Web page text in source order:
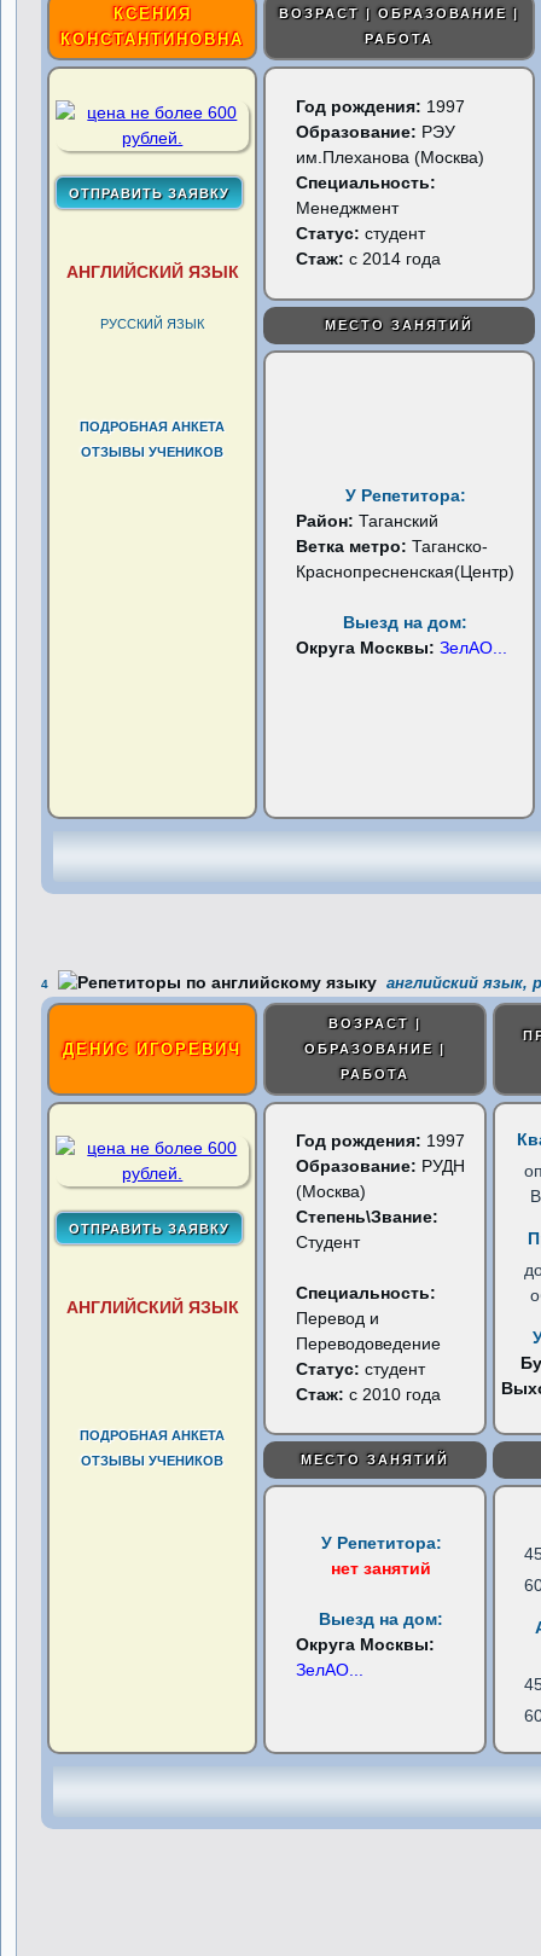
КСЕНИЯ
КОНСТАНТИНОВНА
ВОЗРАСТ | ОБРАЗОВАНИЕ |
РАБОТА
АНГЛИЙСКИЙ ЯЗЫК
РУССКИЙ ЯЗЫК
ПОДРОБНАЯ АНКЕТА
ОТЗЫВЫ УЧЕНИКОВ
Год рождения: 1997
Образование: РЭУ
им.Плеханова (Москва)
Специальность:
Менеджмент
Статус:студент
Стаж: с 2014 года
МЕСТО ЗАНЯТИЙ
У Репетитора:
Район:Таганский
Ветка метро:Таганско-
Краснопресненская(Центр)
Выезд на дом:
Округа Москвы:ЗелАО
4 английский язык,
ДЕНИС ИГОРЕВИЧ
ВОЗРАСТ |
ОБРАЗОВАНИЕ |
РАБОТА
АНГЛИЙСКИЙ ЯЗЫК
ПОДРОБНАЯ АНКЕТА
ОТЗЫВЫ УЧЕНИКОВ
Год рождения: 1997
Образование: РУДН
(Москва)
Степень\Звание:
Студент
Специальность:
Перевод и
Переводоведение
Статус:студент
Стаж: с 2010 года
МЕСТО ЗАНЯТИЙ
У Репетитора:
нет занятий
Выезд на дом:
Округа Москвы:
ЗелАО